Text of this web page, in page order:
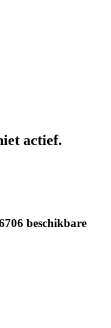
actief.
beschikbare